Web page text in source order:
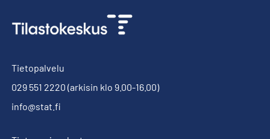
Tietopalvelu
029 551 2220 (arkisin klo 9.00-16.00)
info@stat.fi